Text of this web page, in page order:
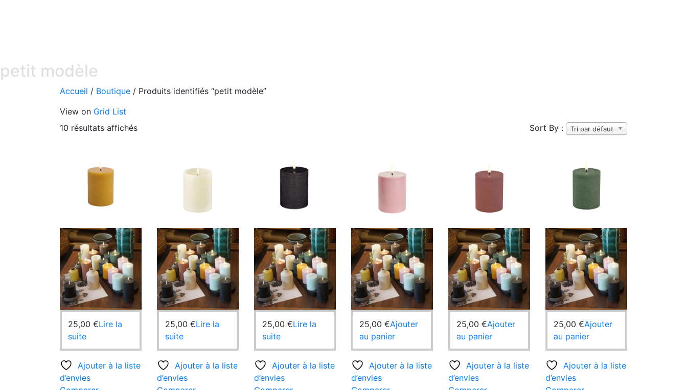
petit modèle
Accueil / Boutique / Produits identifiés “petit modèle”
View on Grid List
10 résultats affichés
Sort By : Tri par défaut
25,00 €Lire la
suite
Ajouter à la liste
d’envies
25,00 €Lire la
suite
Ajouter à la liste
d’envies
25,00 €Lire la
suite
Ajouter à la liste
d’envies
25,00 €Ajouter
au panier
Ajouter à la liste
d’envies
25,00 €Ajouter
au panier
Ajouter à la liste
d’envies
25,00 €Ajouter
au panier
Ajouter à la liste
d’envies